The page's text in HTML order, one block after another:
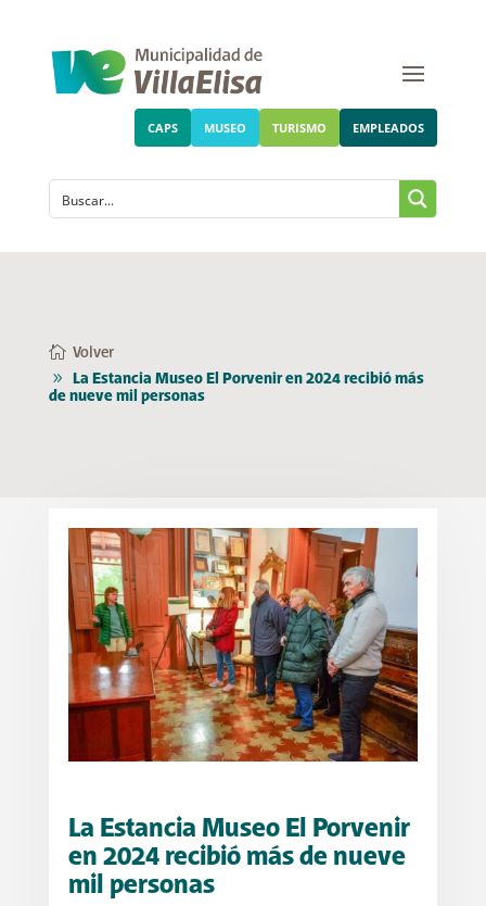
CAPS MUSEO TURISMO EMPLEADOS
Volver
La Estancia Museo El Porvenir en 2024 recibió más
de nueve mil personas
La Estancia Museo El Porvenir
en 2024 recibió más de nueve
mil personas